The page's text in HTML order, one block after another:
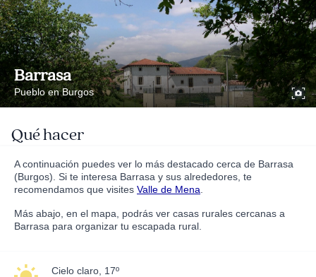
Barrasa
Pueblo en Burgos
Qué hacer
A continuación puedes ver lo más destacado cerca de Barrasa
(Burgos). Si te interesa Barrasa y sus alrededores, te
recomendamos que visites Valle de Mena
Más abajo, en el mapa, podrás ver casas rurales cercanas a
Barrasa para organizar tu escapada rural.
cielo claro, 17º